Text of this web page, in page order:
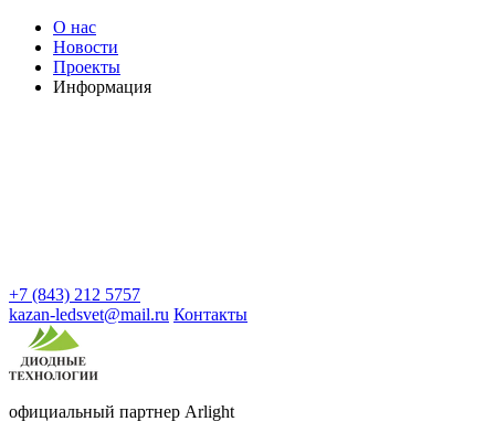
О нас
Новости
Проекты
Информация
+7 (843) 212 5757
kazan-ledsvet@mail.ru Контакты
официальный партнер Arlight